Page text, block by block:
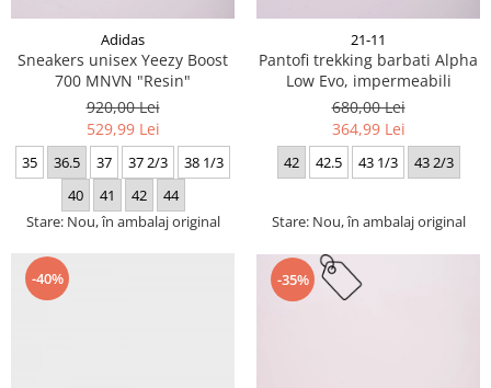
Adidas
Sneakers unisex Yeezy Boost
700 MNVN "Resin"
920,00 Lei
529,99 Lei
35 36.5 37 37 2/3
38 1/3
40
41 42
44
Stare: Nou, în ambalaj original
21-11
Pantofi trekking barbati Alpha
Low Evo, impermeabili
680,00 Lei
364,99 Lei
42 42.5 43 1/3 43 2/3
Stare: Nou, în ambalaj original
-40% -35%